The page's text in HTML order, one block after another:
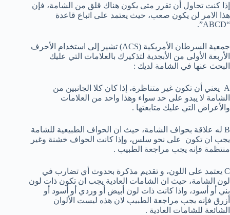
إذا كنت تحاول أن تقرر متى يكون هناك قلق من الشامة، فإن
هذا الامر لن يكون صعب، حيث يعتمد على اتباع قاعدة
“ABCD”.
جمعية السرطان الأمريكية (ACS) تشير إلى استخدام الأحرف
الأربعة الأولى من الأبجدية لتذكيرك بالعلامات التي عليك
البحث عنها في الشامة لديك :
A يعني أن تكون غير متناظرة، إذا كان كلا الجانبين من
الشامة لا يبدو على حد سواء وهذا واحد من العلامات
والأعراض التي عليك متابعتها .
B له علاقة بحواف الشامة، حيث ان الحواف الطبيعية للشامة
يجب ان تكون على نحو سلس، وإذا كانت الحواف خشنة وغير
منتظمة فإنه يجب مراجعة الطبيب .
C يعتمد على اللون، و تقديم مذكرة بحدوث أي تضارب في
لون الشامة، حيث ان الشامات العادية يجب ان تكون ذات لون
بني أو أسود، واذا كانت ذات لون أبيض أو وردي أو أسود أو
أزرق فإنه يجب مراجعة الطبيب لان هذه ليست الألوان
الشائعة للشامات العادية .